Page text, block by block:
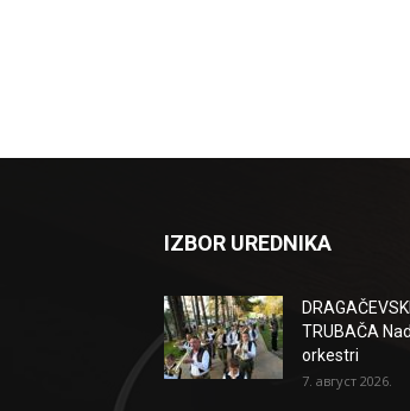
IZBOR UREDNIKA
TRUBAČA
orkestri
7. август 2026.